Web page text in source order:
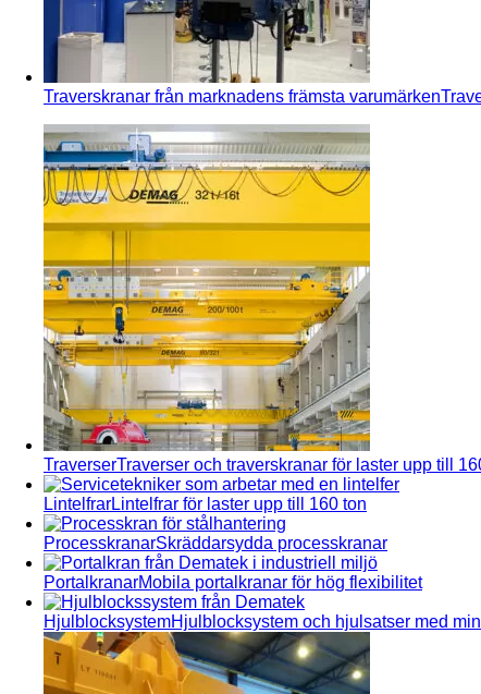
Traverskranar från marknadens främsta varumärken
TraverserTraverser och traverskranar för laster upp till
LintelfrarLintelfrar för laster upp till 160 ton
ProcesskranarSkräddarsydda processkranar
PortalkranarMobila portalkranar för hög flexibilitet
HjulblocksystemHjulblocksystem och hjulsatser med